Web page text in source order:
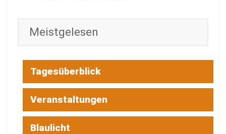
Meistgelesen
Tagesüberblick
Veranstaltungen
Blaulicht